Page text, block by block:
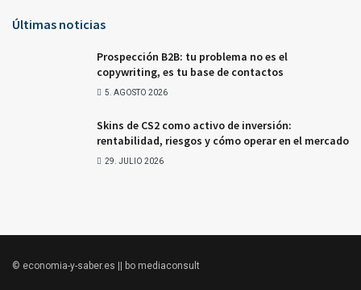
Últimas noticias
Prospección B2B: tu problema no es el
copywriting, es tu base de contactos
5. AGOSTO 2026
Skins de CS2 como activo de inversión:
rentabilidad, riesgos y cómo operar en el mercado
29. JULIO 2026
© economia-y-saber.es || bo mediaconsult